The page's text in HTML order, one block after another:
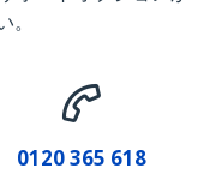
0120 365 618